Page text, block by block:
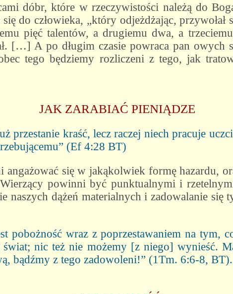
dóbr, które w rzeczywistości należą do
do człowieka, „który odjeżdżając, przywołał
pięć talentów, a drugiemu dwa, a
[…] A po długim czasie powraca pan owych
tego będziemy rozliczeni z tego, jak
JAK ZARABIAĆ PIENIĄDZE
przestanie kraść, lecz raczej niech pracuje
(Ef 4:28 BT)
angażować się w jakąkolwiek formę hazardu,
powinni być punktualnymi i
naszych dążeń materialnych i zadowalanie się
pobożność wraz z poprzestawaniem na tym,
nic też nie możemy [z niego] wynieść.
bądźmy z tego zadowoleni!” (1Tm. 6:6-8, BT).